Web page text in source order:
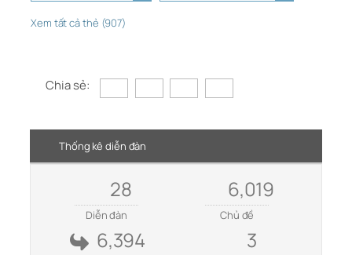
Xem tất cả thẻ (907)
Chia sẻ:
Thống kê diễn đàn
28
Diễn đàn
6,019
Chủ đề
6,394 3